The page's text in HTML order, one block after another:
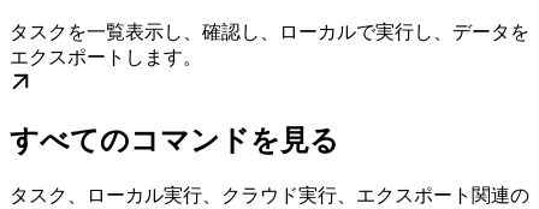
タスクを一覧表示し、確認し、ローカルで実行し、データを
エクスポートします。
すべてのコマンドを見る
タスク、ローカル実行、クラウド実行、エクスポート関連の